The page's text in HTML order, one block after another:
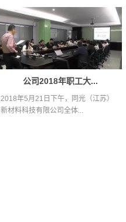
公司2018年职工大...
2018年5月21日下午，同光（江苏）
新材料科技有限公司全体...